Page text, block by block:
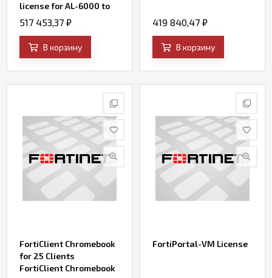
license for AL-6000 to
increase throughput to
2Gbps (buy 1) or 3Gbps
(buy 2)
517 453,37 ₽
В корзину
419 840,47 ₽
В корзину
FortiClient Chromebook
for 25 Clients
FortiClient Chromebook
FortiPortal-VM License